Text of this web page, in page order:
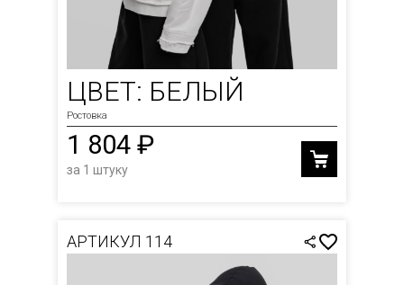
ЦВЕТ: БЕЛЫЙ
Ростовка
1 804 ₽
за 1 штуку
АРТИКУЛ 114